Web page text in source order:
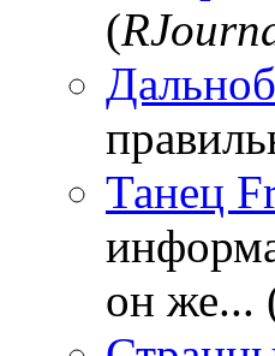
(
Танец
он же...